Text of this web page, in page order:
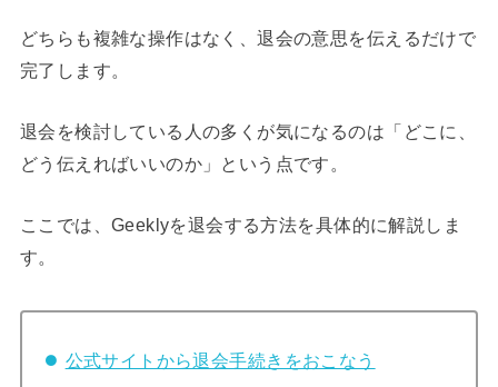
どちらも複雑な操作はなく、退会の意思を伝えるだけで
完了します。
退会を検討している人の多くが気になるのは「どこに、
どう伝えればいいのか」という点です。
ここでは、Geeklyを退会する方法を具体的に解説しま
す。
公式サイトから退会手続きをおこなう